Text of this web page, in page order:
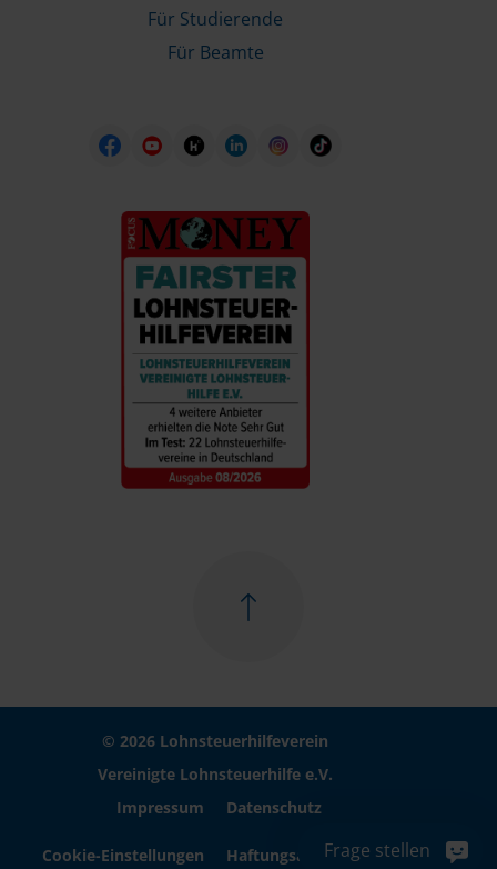
Für Studierende
Für Beamte
© 2026 Lohnsteuerhilfeverein
Vereinigte Lohnsteuerhilfe e.V.
Impressum
Datenschutz
Cookie-Einstellungen HaftungsausschlussFrage stellen